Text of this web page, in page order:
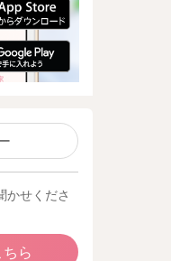
かせくださ
ら